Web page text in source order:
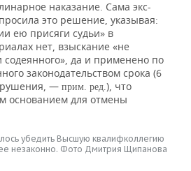
наказание. Сама экс-
это решение, указывая:
ею присяги судьи» в
нет, взыскание «не
содеянного», да и применено по
законодательством срока (6
— прим. ред.), что
основанием для отмены
убедить Высшую квалифколлегию
незаконно. Фото Дмитрия Щипанова